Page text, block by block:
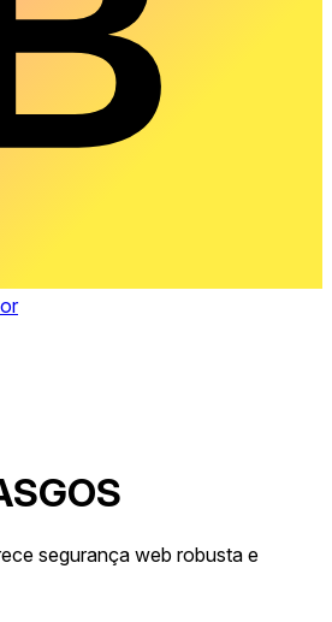
segurança web robusta e